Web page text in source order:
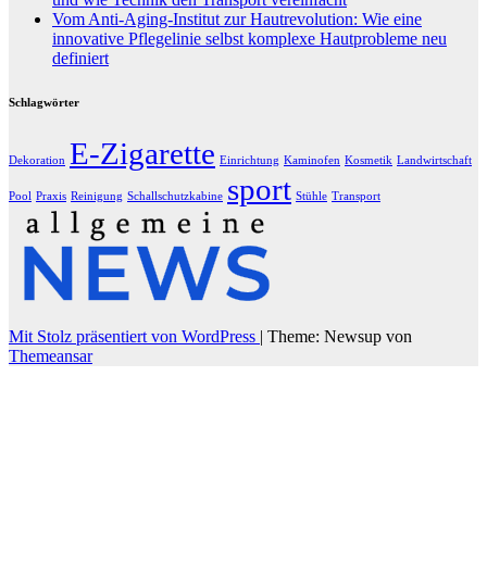
Vom Anti-Aging-Institut zur Hautrevolution: Wie eine
innovative Pflegelinie selbst komplexe Hautprobleme neu
definiert
Schlagwörter
Dekoration E-Zigarette Einrichtung Kaminofen Kosmetik Landwirtschaft
Pool Praxis Reinigung Schallschutzkabine sport Stühle Transport
Mit Stolz präsentiert von WordPress | Theme: Newsup von
Themeansar